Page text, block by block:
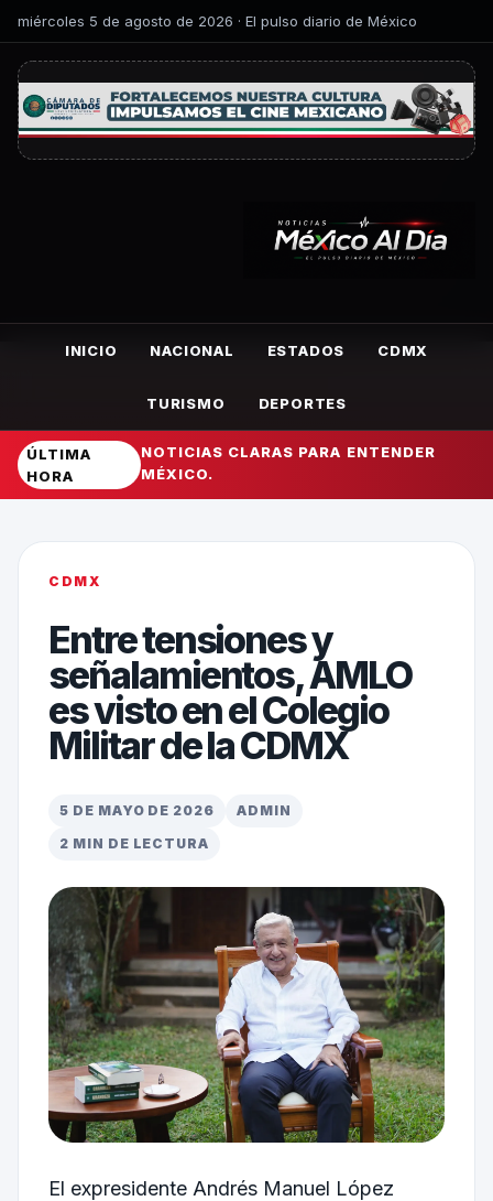
miércoles 5 de agosto de 2026 · El pulso diario de México
INICIO NACIONAL ESTADOS CDMX
TURISMO DEPORTES
ÚLTIMA
HORA
NOTICIAS CLARAS PARA ENTENDER
MÉXICO.
CDMX
Entre tensiones y
señalamientos, AMLO
es visto en el Colegio
Militar de la CDMX
5 DE MAYO DE 2026
ADMIN
2 MIN DE LECTURA
El expresidente Andrés Manuel López